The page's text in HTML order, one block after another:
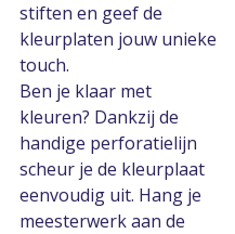
stiften en geef de
kleurplaten jouw unieke
touch.
Ben je klaar met
kleuren? Dankzij de
handige perforatielijn
scheur je de kleurplaat
eenvoudig uit. Hang je
meesterwerk aan de